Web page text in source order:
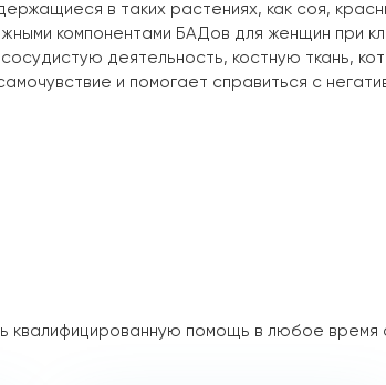
в таких растениях, как соя,
компонентами БАДов для женщин при
деятельность, костную ткань,
и помогает справиться с
квалифицированную помощь в любое время